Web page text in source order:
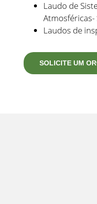
Laudo de
Atmosféricas-
Laudos de
SOLICITE UM